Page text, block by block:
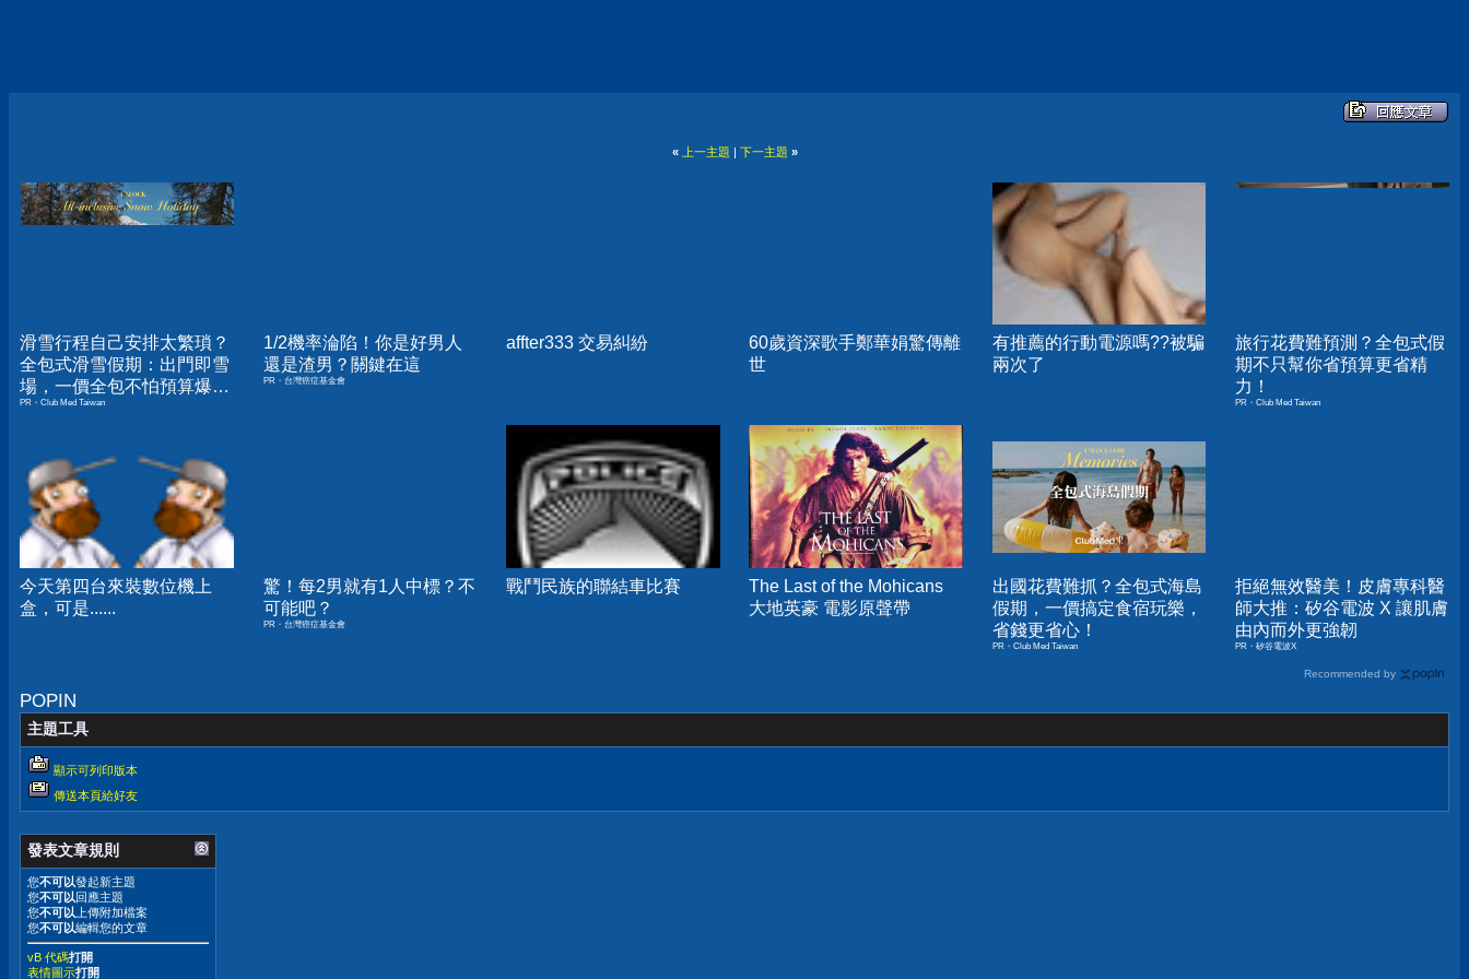
« 上一主題 | 下一主題 »
滑雪行程自己安排太繁瑣？
全包式滑雪假期：出門即雪
場，一價全包不怕預算爆
表！
PR・Club Med Taiwan
1/2機率淪陷！你是好男人
還是渣男？關鍵在這
PR・台灣癌症基金會
affter333 交易糾紛
60歲資深歌手鄭華娟驚傳離
世
有推薦的行動電源嗎??被騙
兩次了
旅行花費難預測？全包式假
期不只幫你省預算更省精
力！
PR・Club Med Taiwan
今天第四台來裝數位機上
盒，可是......
驚！每2男就有1人中標？不
可能吧？
PR・台灣癌症基金會
戰鬥民族的聯結車比賽
The Last of the Mohicans
大地英豪 電影原聲帶
出國花費難抓？全包式海島
假期，一價搞定食宿玩樂，
省錢更省心！
PR・Club Med Taiwan
拒絕無效醫美！皮膚專科醫
師大推：矽谷電波 X 讓肌膚
由內而外更強韌
PR・矽谷電波X
Recommended by
POPIN
主題工具
顯示可列印版本
傳送本頁給好友
發表文章規則
您不可以發起新主題
您不可以回應主題
您不可以 上傳附加檔案
您不可以編輯您的文章
vB 代碼打開
表情圖示打開